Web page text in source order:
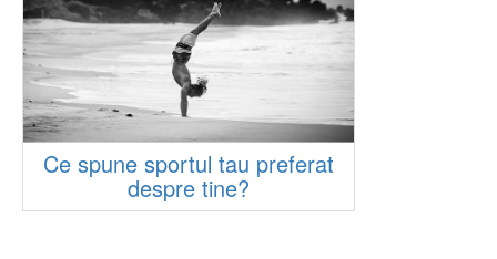
Ce spune sportul tau preferat
despre tine?